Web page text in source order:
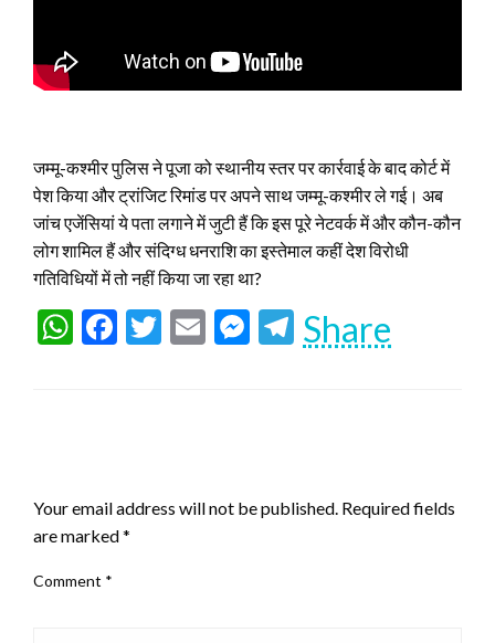
जम्मू-कश्मीर पुलिस ने पूजा को स्थानीय स्तर पर कार्रवाई के बाद कोर्ट में
पेश किया और ट्रांजिट रिमांड पर अपने साथ जम्मू-कश्मीर ले गई। अब
जांच एजेंसियां ये पता लगाने में जुटी हैं कि इस पूरे नेटवर्क में और कौन-कौन
लोग शामिल हैं और संदिग्ध धनराशि का इस्तेमाल कहीं देश विरोधी
गतिविधियों में तो नहीं किया जा रहा था?
WhatsApp
Facebook
Twitter
EmailMessenger
Telegram
Share
Your email address will not be published. Required fields
are marked*
Comment *